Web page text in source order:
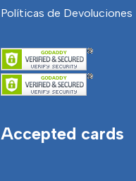
Políticas de Devoluciones
Accepted cards